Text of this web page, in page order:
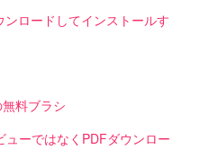
ロードしてインストールす
料ブラシ
ーではなくPDFダウンロー